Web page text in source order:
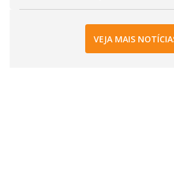
VEJA MAIS